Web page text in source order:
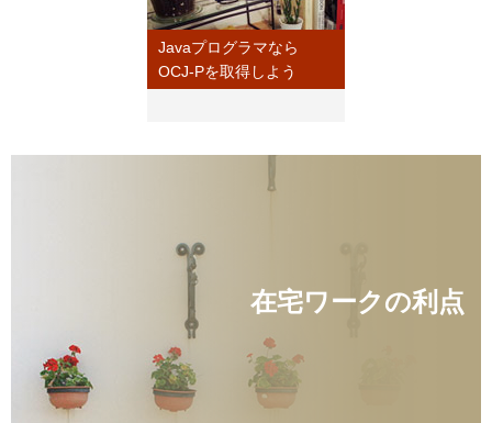
Javaプログラマなら
OCJ-Pを取得しよう
在宅ワークの利点